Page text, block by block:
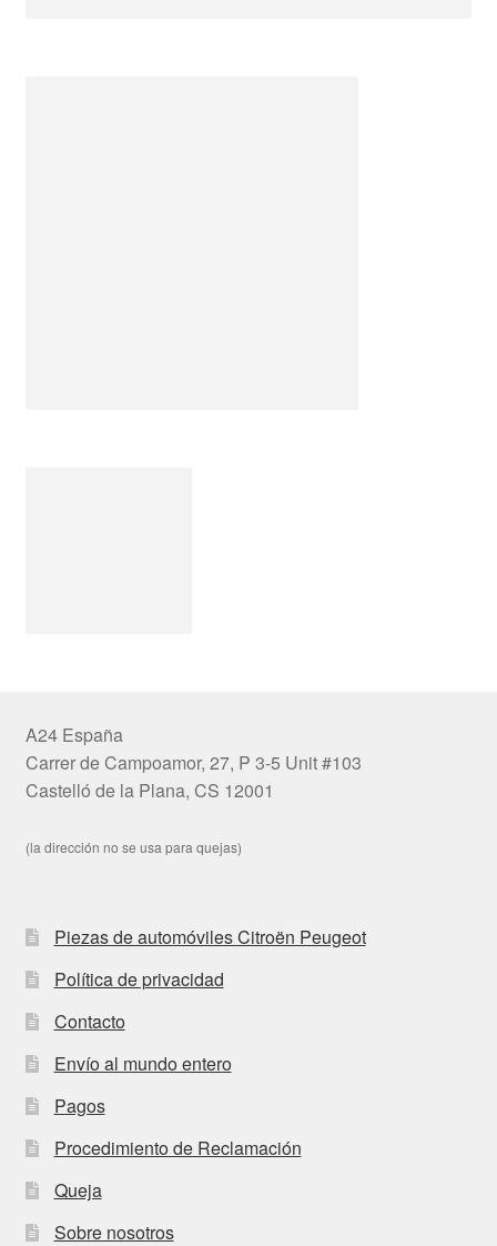
A24 España
Carrer de Campoamor, 27, P 3-5 Unit #103
Castelló de la Plana, CS 12001
(la dirección no se usa para quejas)
Piezas de automóviles Citroën Peugeot
Política de privacidad
Contacto
Envío al mundo entero
Pagos
Procedimiento de Reclamación
Queja
Sobre nosotros